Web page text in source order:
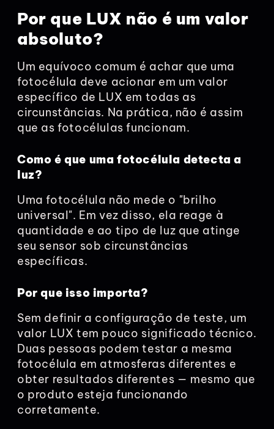
Por que LUX não é um valor
absoluto?
Um equívoco comum é achar que uma
fotocélula deve acionar em um valor
específico de LUX em todas as
circunstâncias. Na prática, não é assim
que as fotocélulas funcionam.
Como é que uma fotocélula detecta a
luz?
Uma fotocélula não mede o "brilho
universal". Em vez disso, ela reage à
quantidade e ao tipo de luz que atinge
seu sensor sob circunstâncias
específicas.
Por que isso importa?
Sem definir a configuração de teste, um
valor LUX tem pouco significado técnico.
Duas pessoas podem testar a mesma
fotocélula em atmosferas diferentes e
obter resultados diferentes — mesmo que
o produto esteja funcionando
corretamente.